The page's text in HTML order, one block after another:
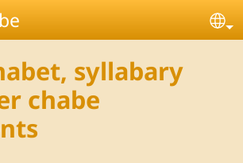
syllabary
chabe